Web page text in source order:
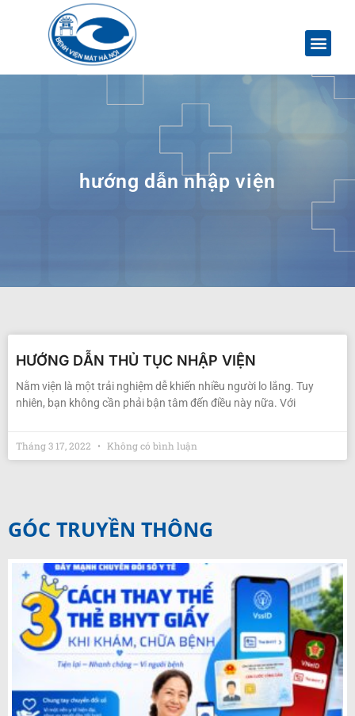
hướng dẫn nhập viện
HƯỚNG DẪN THỦ TỤC NHẬP VIỆN
Nằm viện là một trải nghiệm dễ khiến nhiều người lo lắng. Tuy
nhiên, bạn không cần phải bận tâm đến điều này nữa. Với
Tháng 3 17, 2022 Không có bình luận
GÓC TRUYỀN THÔNG